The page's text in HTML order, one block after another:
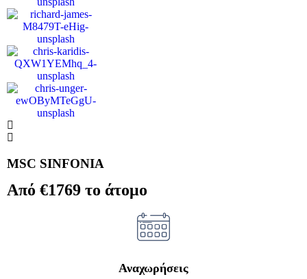
MSC SINFONIA
Από €1769 το άτομο
Αναχωρήσεις